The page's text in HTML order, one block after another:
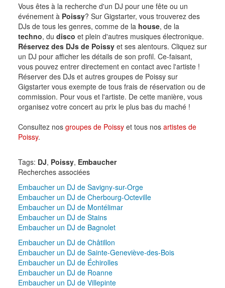
Vous êtes à la recherche d'un DJ pour une fête ou un
événement à Poissy? Sur Gigstarter, vous trouverez des
DJs de tous les genres, comme de la house, de la
techno, du disco et plein d'autres musiques électronique.
Réservez des DJs de Poissyet ses alentours. Cliquez sur
un DJ pour afficher les détails de son profil. Ce-faisant,
vous pouvez entrer directement en contact avec l'artiste !
Réserver des DJs et autres groupes de Poissy sur
Gigstarter vous exempte de tous frais de réservation ou de
commission. Pour vous et l'artiste. De cette manière, vous
organisez votre concert au prix le plus bas du maché !
Consultez nos groupes de Poissyet tous nos artistes de
Poissy.
Tags: DJ, Poissy, Embaucher
Recherches associées
Embaucher un DJ de Savigny-sur-Orge
Embaucher un DJ de Cherbourg-Octeville
Embaucher un DJ de Montélimar
Embaucher un DJ de Stains
Embaucher un DJ de Bagnolet
Embaucher un DJ de Châtillon
Embaucher un DJ de Sainte-Geneviève-des-Bois
Embaucher un DJ de Échirolles
Embaucher un DJ de Roanne
Embaucher un DJ de Villepinte